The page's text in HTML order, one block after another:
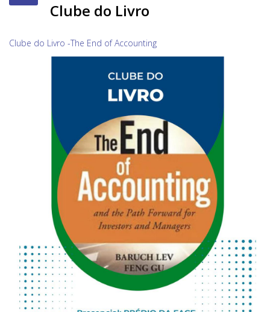
Clube do Livro
Clube do Livro -The End of Accounting